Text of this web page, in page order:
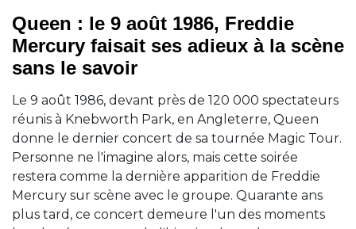
Queen : le 9 août 1986, Freddie
Mercury faisait ses adieux à la scène
sans le savoir
Le 9 août 1986, devant près de 120 000 spectateurs
réunis à Knebworth Park, en Angleterre, Queen
donne le dernier concert de sa tournée Magic Tour.
Personne ne l'imagine alors, mais cette soirée
restera comme la dernière apparition de Freddie
Mercury sur scène avec le groupe. Quarante ans
plus tard, ce concert demeure l'un des moments